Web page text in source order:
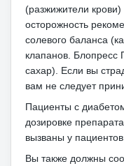
(разжижители
осторожность
солевого баланса
клапанов. Блопресс
сахар). Если вы
вам не следует
Пациенты с
дозировке препарата.
вызваны у
Вы также должны